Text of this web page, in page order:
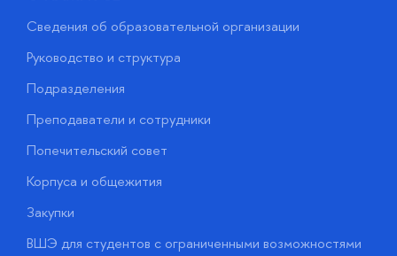
Сведения об образовательной организации
Руководство и структура
Подразделения
Преподаватели и сотрудники
Попечительский совет
Корпуса и общежития
Закупки
ВШЭ для студентов с ограниченными возможностями